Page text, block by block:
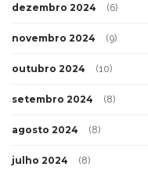
dezembro 2024 (6)
novembro 2024 (9)
outubro 2024 (10)
setembro 2024 (8)
agosto 2024 (8)
julho 2024 (8)